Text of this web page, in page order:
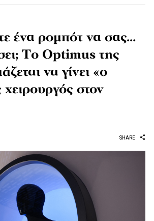
ένα ρομπότ να σας…
Tο Optimus της
να γίνει «ο
στον
SHARE